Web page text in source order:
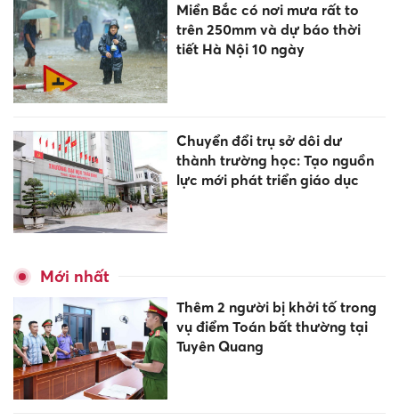
Miền Bắc có nơi mưa rất to
trên 250mm và dự báo thời
tiết Hà Nội 10 ngày
Chuyển đổi trụ sở dôi dư
thành trường học: Tạo nguồn
lực mới phát triển giáo dục
Mới nhất
Thêm 2 người bị khởi tố trong
vụ điểm Toán bất thường tại
Tuyên Quang